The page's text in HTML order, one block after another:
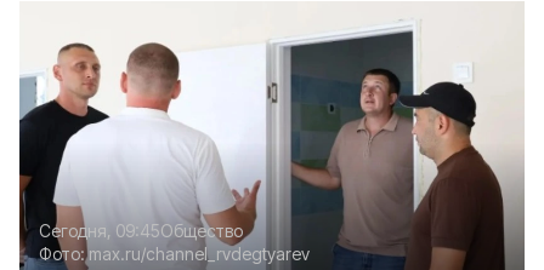
Сегодня, 09:45Общество
Фото:max.ru/channel_rvdegtyarev